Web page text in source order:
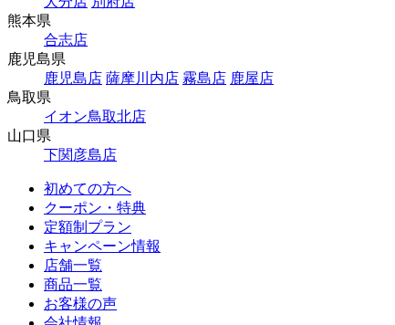
熊本県
合志店
鹿児島県
鹿児島店 薩摩川内店 霧島店 鹿屋店
鳥取県
イオン鳥取北店
山口県
下関彦島店
初めての方へ
クーポン・特典
定額制プラン
キャンペーン情報
店舗一覧
商品一覧
お客様の声